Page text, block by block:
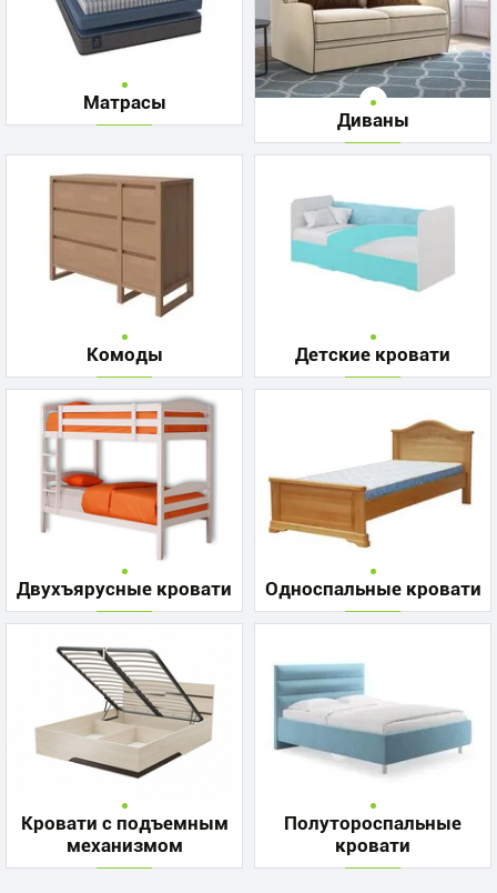
Матрасы
Диваны
Комоды Детские кровати
Двухъярусные кровати Односпальные кровати
Кровати с подъемным
механизмом
Полутороспальные
кровати